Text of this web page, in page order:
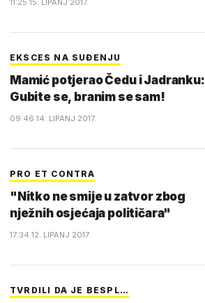
11:25 15. LIPANJ 2017.
EKSCES NA SUĐENJU
Mamić potjerao Čedu i Jadranku:
Gubite se, branim se sam!
09:46 14. LIPANJ 2017.
PRO ET CONTRA
"Nitko ne smije u zatvor zbog
nježnih osjećaja političara"
17:34 12. LIPANJ 2017.
TVRDILI DA JE BESPL…